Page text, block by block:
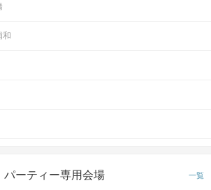
和
パーティー専用会場 一覧